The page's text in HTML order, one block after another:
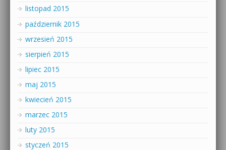
listopad 2015
październik 2015
wrzesień 2015
sierpień 2015
lipiec 2015
maj 2015
kwiecień 2015
marzec 2015
luty 2015
styczeń 2015